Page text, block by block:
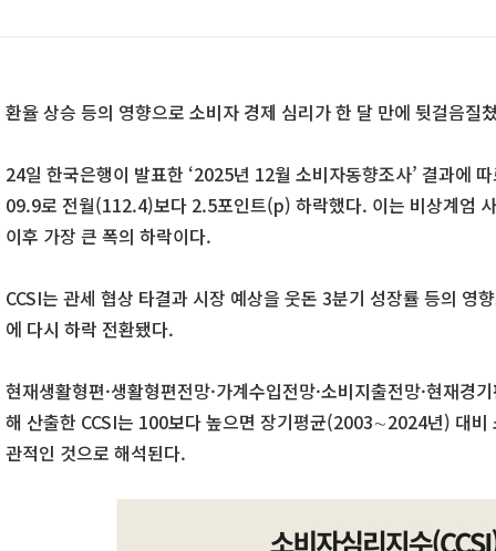
환율 상승 등의 영향으로 소비자 경제 심리가 한 달 만에 뒷걸음질
24일 한국은행이 발표한 ‘2025년 12월 소비자동향조사’ 결과에
09.9로 전월(112.4)보다 2.5포인트(p) 하락했다. 이는 비상계엄
이후 가장 큰 폭의 하락이다.
CCSI는 관세 협상 타결과 시장 예상을 웃돈 3분기 성장률 등의 영
에 다시 하락 전환됐다.
현재생활형편·생활형편전망·가계수입전망·소비지출전망·현재경
해 산출한 CCSI는 100보다 높으면 장기평균(2003∼2024년) 대
관적인 것으로 해석된다.